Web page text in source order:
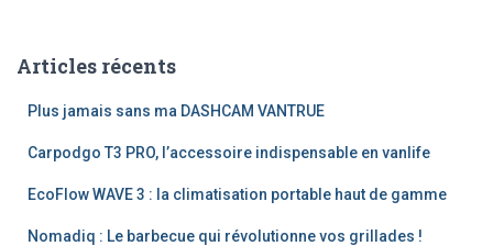
rArticles récents
Plus jamais sans ma DASHCAM VANTRUE
Carpodgo T3 PRO, l’accessoire indispensable en vanlife
EcoFlow WAVE 3 : la climatisation portable haut de gamme
Nomadiq : Le barbecue qui révolutionne vos grillades !